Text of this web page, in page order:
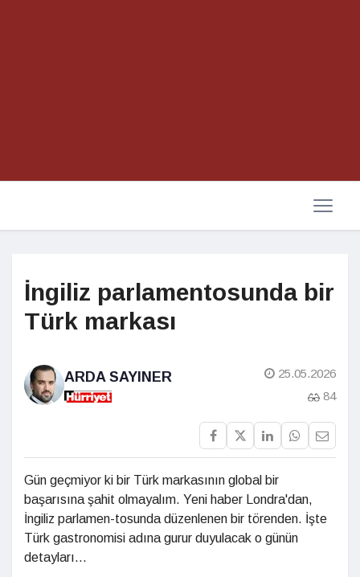
İngiliz parlamentosunda bir
Türk markası
ARDA SAYINER
25.05.2026
84
Gün geçmiyor ki bir Türk markasının global bir
başarısına şahit olmayalım. Yeni haber Londra'dan,
İngiliz parlamen-tosunda düzenlenen bir törenden. İşte
Türk gastronomisi adına gurur duyulacak o günün
detayları...